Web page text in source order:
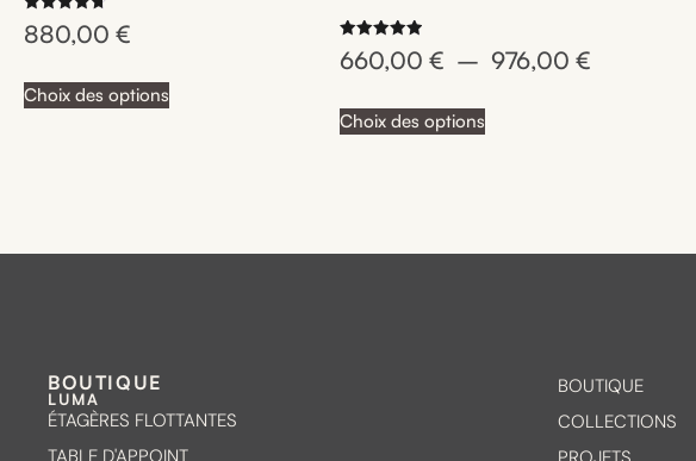
Note
4.75
880,00 €
Choix des options
Note
5.00
660,00 € – 976,00 €
Choix des options
BOUTIQUE
LUMA
ÉTAGÈRES FLOTTANTES
BOUTIQUE
COLLECTIONS